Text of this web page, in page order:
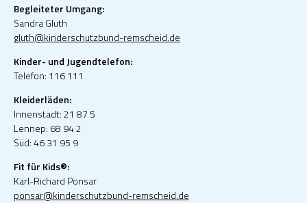
Begleiteter Umgang:
Sandra Gluth
gluth@kinderschutzbund-remscheid.de
Kinder- und Jugendtelefon:
Telefon: 116 111
Kleiderläden:
Innenstadt: 21 87 5
Lennep: 68 94 2
Süd: 46 31 95 9
Fit für Kids®:
Karl-Richard Ponsar
ponsar@kinderschutzbund-remscheid.de